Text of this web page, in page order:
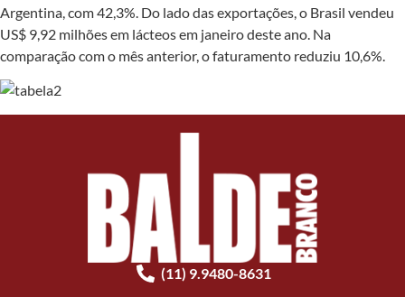
Argentina, com 42,3%. Do lado das exportações, o Brasil vendeu
US$ 9,92 milhões em lácteos em janeiro deste ano. Na
comparação com o mês anterior, o faturamento reduziu 10,6%.
(11) 9.9480-8631